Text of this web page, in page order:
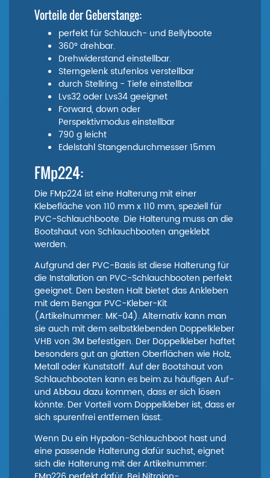
Vorteile der Geberstange:
perfekt für Schlauch- und Bellyboote
360° drehbar.
Drehwiderstand einstellbar.
Sterngelenk stufenlos verstellbar
durch Stellring - Tiefe einstellbar
Lvs32 oder Lvs34 geeignet
Forward, down oder
Perspektivmodus einstellbar
790 g leicht
Edelstahl Stangendurchmesser 15mm
FMp224:
Die FMp224 ist eine Halterung mit einer
Klebefläche von 110 mm x 110 mm, speziell für
PVC-Schlauchboote. Die Halterung muss an die
Bootshaut von Schlauchbooten angeklebt
werden.
Aufgrund der PVC-Basis ist diese Halterung für
die Installation an PVC-Schlauchbooten perfekt
geeignet. Den besten Halt bietet das Ankleben
mit dem Bengar PVC-Kleber-Kit
(Artikelnummer: MK-04). Alternativ kann man
sie auch mit dem selbstklebenden Doppelkleber
VHB von 3M befestigen. Der Doppelkleber haftet
besonders gut an glatten Oberflächen wie Holz,
Metall oder Kunststoff. Auf der Bootshaut von
Schlauchbooten kann es beim zu häufigen Auf-
und Abbau dazu kommen, dass er sich lösen
könnte. Der Vorteil vom Doppelkleber ist, dass er
sich spurenfrei entfernen lässt.
Wenn Du ein Hypalon-Schlauchboot hast und
eine passende Halterung dafür suchst, eignet
sich die Halterung mit der Artikelnummer: